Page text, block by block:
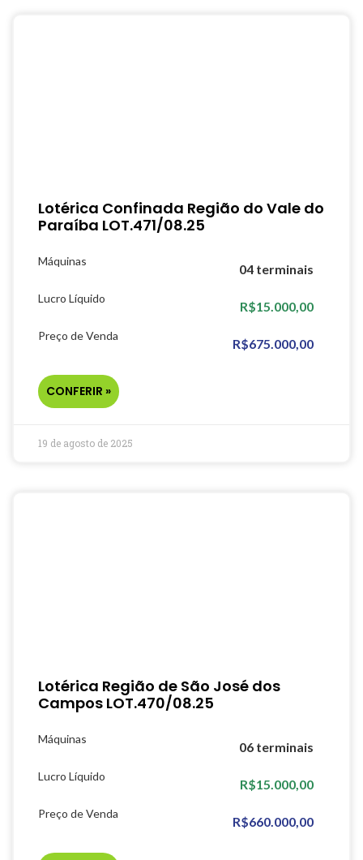
Lotérica Confinada Região do Vale do
Paraíba LOT.471/08.25
Máquinas
04 terminais
Lucro Líquido
R$15.000,00
Preço de Venda
R$675.000,00
CONFERIR »
19 de agosto de 2025
Lotérica Região de São José dos
Campos LOT.470/08.25
Máquinas
06 terminais
Lucro Líquido
R$15.000,00
Preço de Venda
R$660.000,00